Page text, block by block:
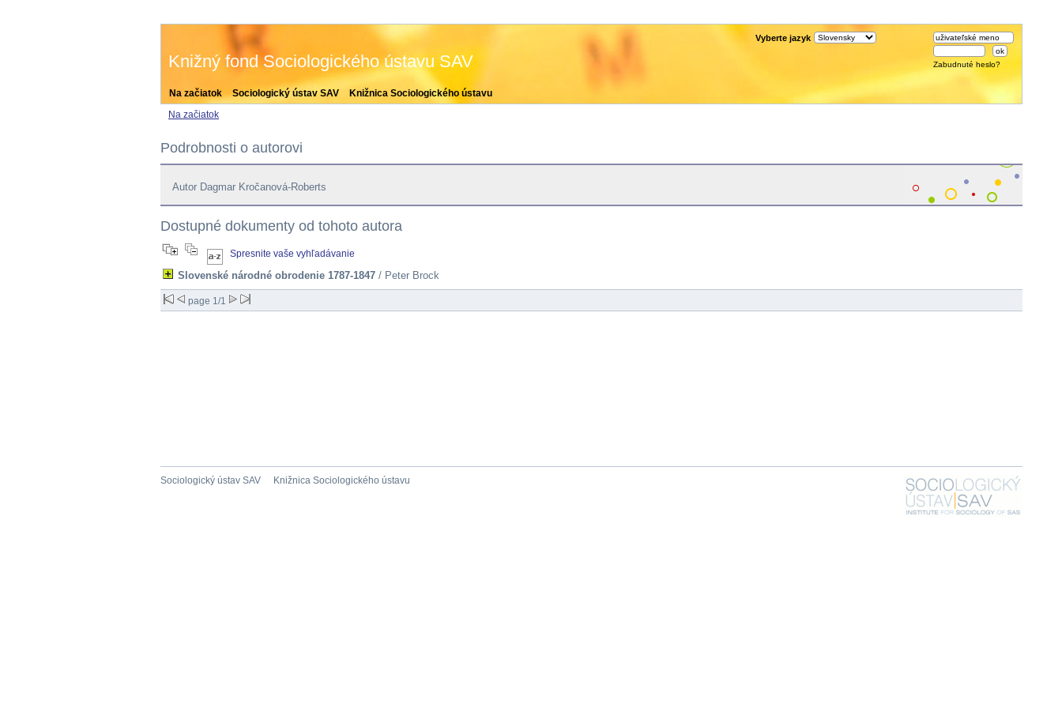
Na začiatok Sociologický ústav SAV Knižnica Sociologického ústavu
Knižný fond Sociologického ústavu SAV
Na začiatok
Podrobnosti o autorovi
Autor Dagmar Kročanová-Roberts
Dostupné dokumenty od tohoto autora
Spresnite vaše vyhľadávanie
Slovenské národné obrodenie 1787-1847 / Peter Brock
page 1/1
Sociologický ústav SAV Knižnica Sociologického ústavu
Vyberte jazyk
Zabudnuté heslo?